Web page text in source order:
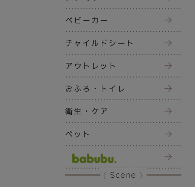
ベビーカー
チャイルドシート
アウトレット
おふろ・トイレ
衛生・ケア
ペット
Scene